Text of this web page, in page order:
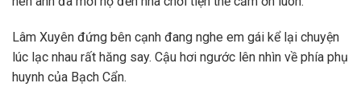
Lâm Xuyên đứng bên cạnh đang nghe em gái kể lại chuyện
lúc lạc nhau rất hăng say. Cậu hơi ngước lên nhìn về phía phụ
huynh của Bạch Cẩn.